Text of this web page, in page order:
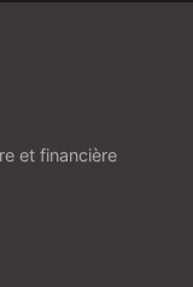
et financière